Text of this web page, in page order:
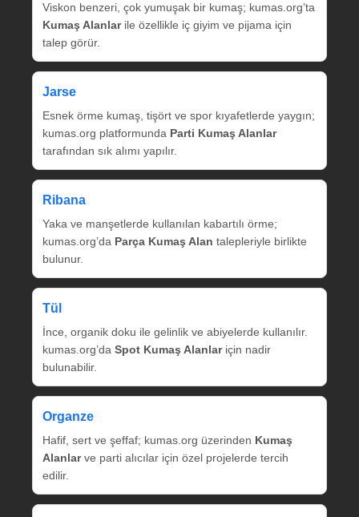
Viskon benzeri, çok yumuşak bir kumaş; kumas.org’ta
Kumaş Alanlarile özellikle iç giyim ve pijama için
talep görür.
Jarse
Esnek örme kumaş, tişört ve spor kıyafetlerde yaygın;
kumas.org platformunda Parti Kumaş Alanlar
tarafından sık alımı yapılır.
Ribana
Yaka ve manşetlerde kullanılan kabartılı örme;
kumas.org’da Parça Kumaş Alan talepleriyle birlikte
bulunur.
Tül
İnce, organik doku ile gelinlik ve abiyelerde kullanılır.
kumas.org’da Spot Kumaş Alanlariçin nadir
bulunabilir.
Organze
Hafif, sert ve şeffaf; kumas.org üzerinden Kumaş
Alanlarve parti alıcılar için özel projelerde tercih
edilir.